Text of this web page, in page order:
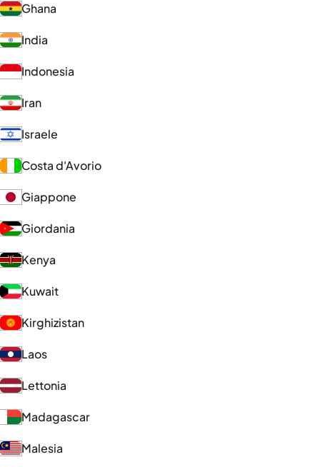
Ghana
India
Indonesia
Iran
Israele
Costa d'Avorio
Giappone
Giordania
Kenya
Kuwait
Kirghizistan
Laos
Lettonia
Madagascar
Malesia